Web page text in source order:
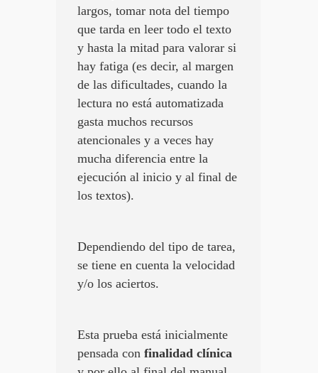
largos, tomar nota del tiempo
que tarda en leer todo el texto
y hasta la mitad para valorar si
hay fatiga (es decir, al margen
de las dificultades, cuando la
lectura no está automatizada
gasta muchos recursos
atencionales y a veces hay
mucha diferencia entre la
ejecución al inicio y al final de
los textos).
Dependiendo del tipo de tarea,
se tiene en cuenta la velocidad
y/o los aciertos.
Esta prueba está inicialmente
pensada con finalidad clínica